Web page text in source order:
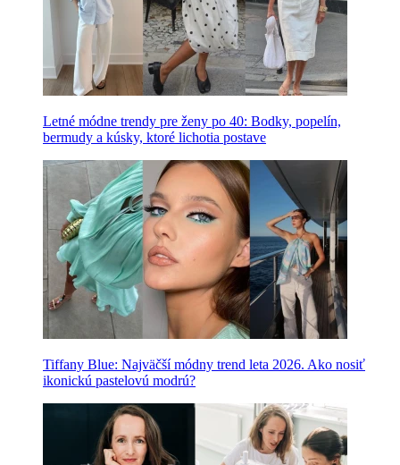
Letné módne trendy pre ženy po 40: Bodky, popelín,
bermudy a kúsky, ktoré lichotia postave
Tiffany Blue: Najväčší módny trend leta 2026. Ako nosiť
ikonickú pastelovú modrú?